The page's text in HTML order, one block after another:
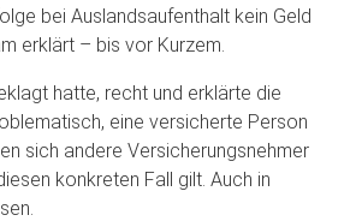
bei Auslandsaufenthalt kein Geld
erklärt – bis vor Kurzem.
hatte, recht und erklärte die
eine versicherte Person
sich andere Versicherungsnehmer
konkreten Fall gilt. Auch in